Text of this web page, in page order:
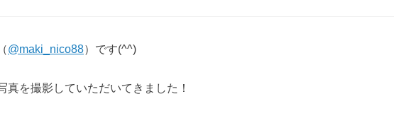
@maki_nico88）です(^^)
真を撮影していただいてきました！